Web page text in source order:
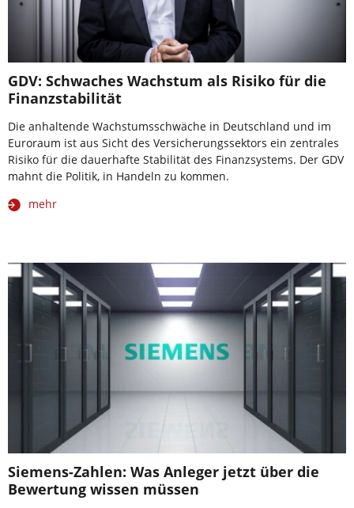
GDV: Schwaches Wachstum als Risiko für die
Finanzstabilität
Die anhaltende Wachstumsschwäche in Deutschland und im
Euroraum ist aus Sicht des Versicherungssektors ein zentrales
Risiko für die dauerhafte Stabilität des Finanzsystems. Der GDV
mahnt die Politik, in Handeln zu kommen.
mehr
Siemens-Zahlen: Was Anleger jetzt über die
Bewertung wissen müssen